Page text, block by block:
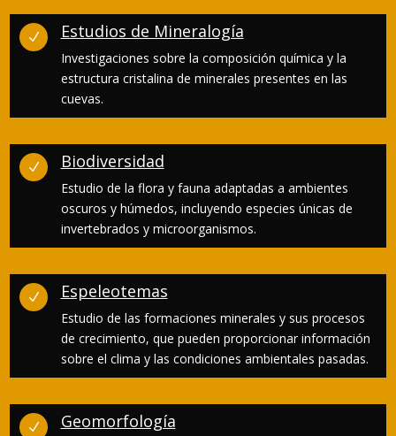
N Estudios de Mineralogía
Investigaciones sobre la composición química y la
estructura cristalina de minerales presentes en las
cuevas.
N Biodiversidad
Estudio de la flora y fauna adaptadas a ambientes
oscuros y húmedos, incluyendo especies únicas de
invertebrados y microorganismos.
N Espeleotemas
Estudio de las formaciones minerales y sus procesos
de crecimiento, que pueden proporcionar información
sobre el clima y las condiciones ambientales pasadas.
N Geomorfología